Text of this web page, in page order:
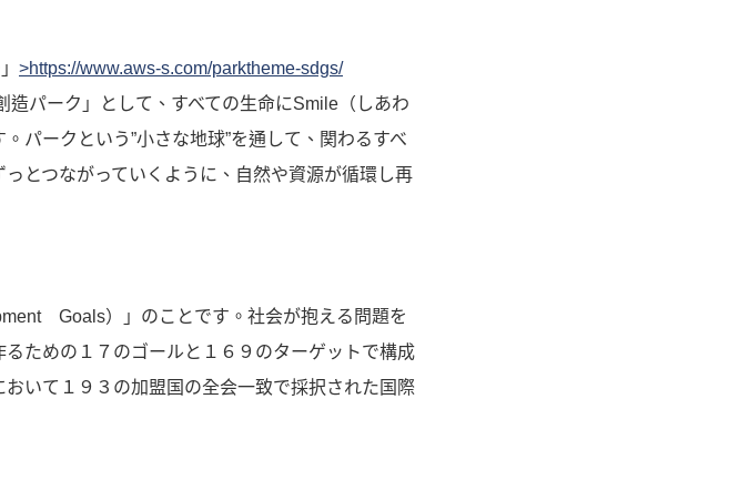
>https://www.aws-s.com/parktheme-sdgs/
パーク」として、すべての生命にSmile（しあわ
パークという”小さな地球”を通して、関わるすべ
とつながっていくように、自然や資源が循環し再
Goals）」のことです。社会が抱える問題を
ための１７のゴールと１６９のターゲットで構成
いて１９３の加盟国の全会一致で採択された国際